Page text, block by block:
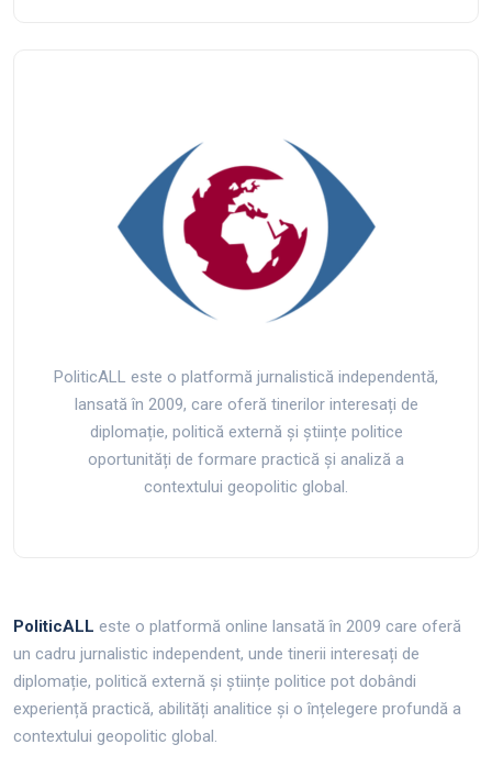
PoliticALL este o platformă jurnalistică independentă,
lansată în 2009, care oferă tinerilor interesați de
diplomație, politică externă și științe politice
oportunități de formare practică și analiză a
contextului geopolitic global.
PoliticALL este o platformă online lansată în 2009 care oferă
un cadru jurnalistic independent, unde tinerii interesați de
diplomație, politică externă și științe politice pot dobândi
experiență practică, abilități analitice și o înțelegere profundă a
contextului geopolitic global.